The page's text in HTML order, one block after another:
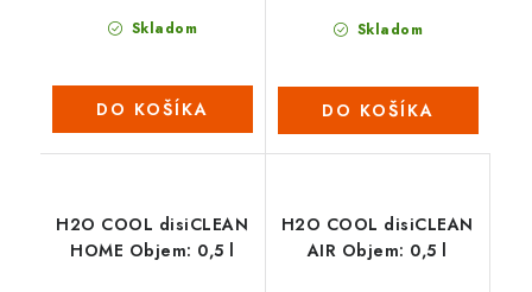
Skladom
DO KOŠÍKA
Skladom
DO KOŠÍKA
H2O COOL disiCLEAN
HOME Objem: 0,5 l
H2O COOL disiCLEAN
AIR Objem: 0,5 l